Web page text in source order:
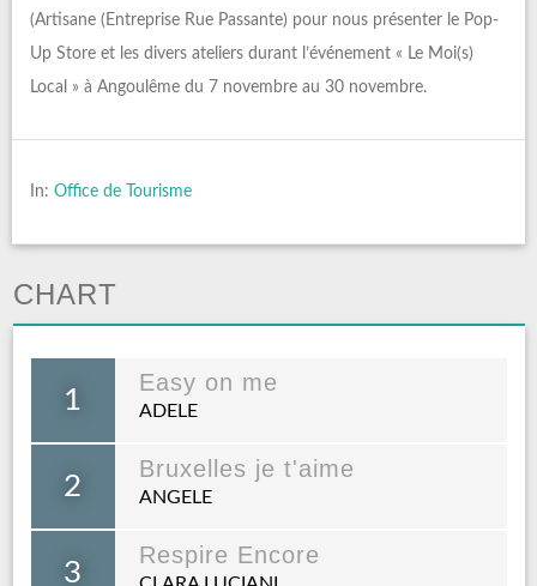
(Artisane (Entreprise Rue Passante) pour nous présenter le Pop-
Up Store et les divers ateliers durant l’événement « Le Moi(s)
Local » à Angoulême du 7 novembre au 30 novembre.
In: Office de Tourisme
CHART
1
Easy on me
ADELE
2
Bruxelles je t'aime
ANGELE
3
Respire Encore